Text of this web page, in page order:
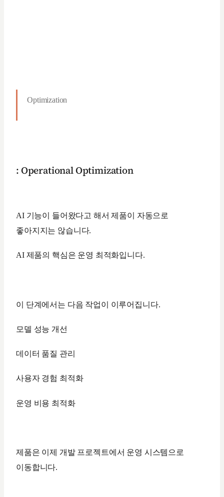
Optimization
: Operational Optimization
AI 기능이 들어왔다고 해서 제품이 자동으로
좋아지지는 않습니다.
AI 제품의 핵심은 운영 최적화입니다.
이 단계에서는 다음 작업이 이루어집니다.
모델 성능 개선
데이터 품질 관리
사용자 경험 최적화
운영 비용 최적화
제품은 이제 개발 프로젝트에서 운영 시스템으로
이동합니다.